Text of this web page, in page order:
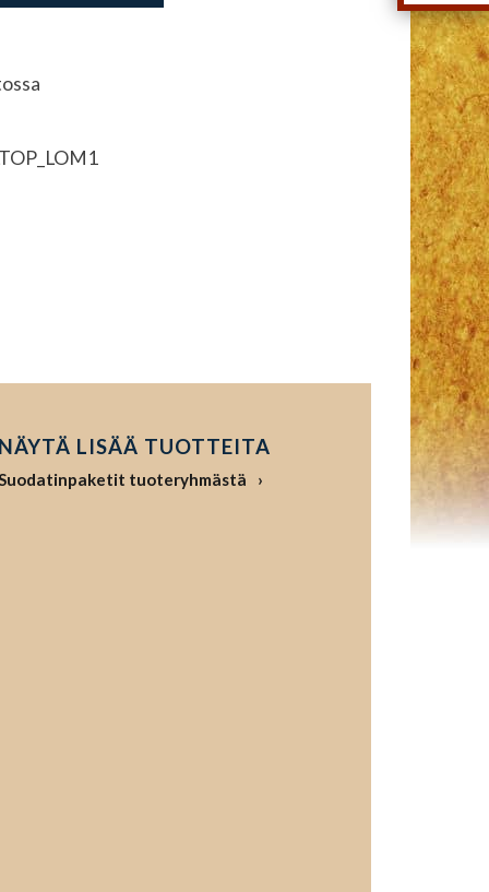
LISÄÄ TUOTTEITA
tuoteryhmästä